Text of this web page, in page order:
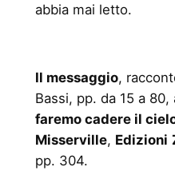
abbia mai letto.
Il messaggio,
Bassi, pp. da 15 a 80,
faremo cadere il
Misserville, Edizioni
pp. 304.